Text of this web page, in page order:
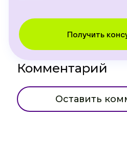
Получить
Комментарий
Оставить